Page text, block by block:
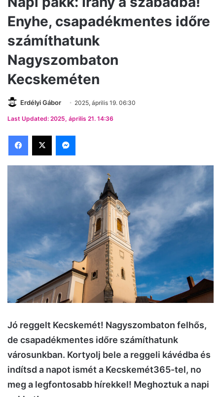
Enyhe, csapadékmentes időre
számíthatunk
Nagyszombaton
Kecskeméten
Erdélyi Gábor 2025, április 19. 06:30
Last Updated: 2025, április 21. 14:36
Facebook
X Messenger
Jó reggelt Kecskemét! Nagyszombaton felhős,
de csapadékmentes időre számíthatunk
városunkban. Kortyolj bele a reggeli kávédba és
indítsd a napot ismét a Kecskemét365-tel, no
meg a legfontosabb hírekkel! Meghoztuk a napi